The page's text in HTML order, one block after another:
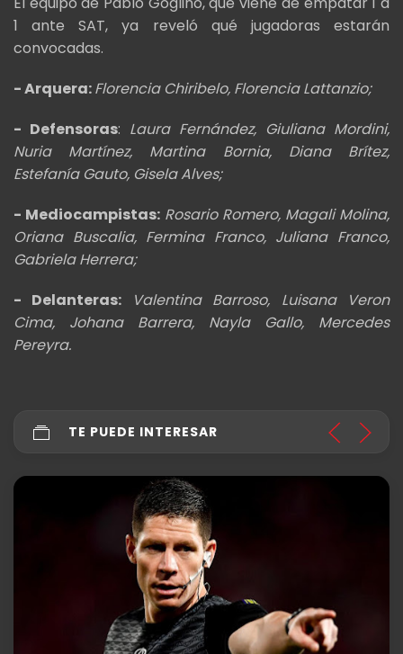
1 ante SAT, ya reveló qué jugadoras estarán
convocadas.
- Arquera:Florencia Chiribelo, Florencia Lattanzio;
- Defensoras: Laura Fernández, Giuliana Mordini,
Nuria Martínez, Martina Bornia, Diana Brítez,
Estefanía Gauto, Gisela Alves;
- Mediocampistas: Rosario Romero, Magali Molina,
Oriana Buscalia, Fermina Franco, Juliana Franco,
Gabriela Herrera;
- Delanteras:
Valentina Barroso, Luisana Veron
Cima, Johana Barrera, Nayla Gallo, Mercedes
Pereyra.
TE PUEDE INTERESAR